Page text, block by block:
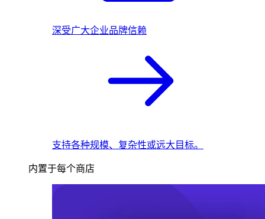
深受广大企业品牌信赖
支持各种规模、复杂性或远大目标。
内置于每个商店